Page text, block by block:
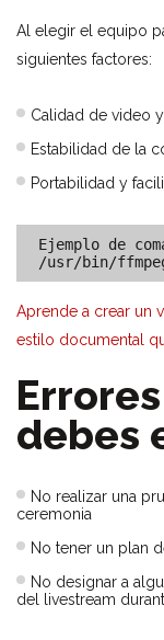
Al elegir el equipo
siguientes factores:
Calidad de video
Estabilidad de la
Portabilidad y
Ejemplo de
/usr/bin/
Aprende a crear un
estilo documental
debes
No realizar una
ceremonia
No tener un plan
No designar a
del livestream